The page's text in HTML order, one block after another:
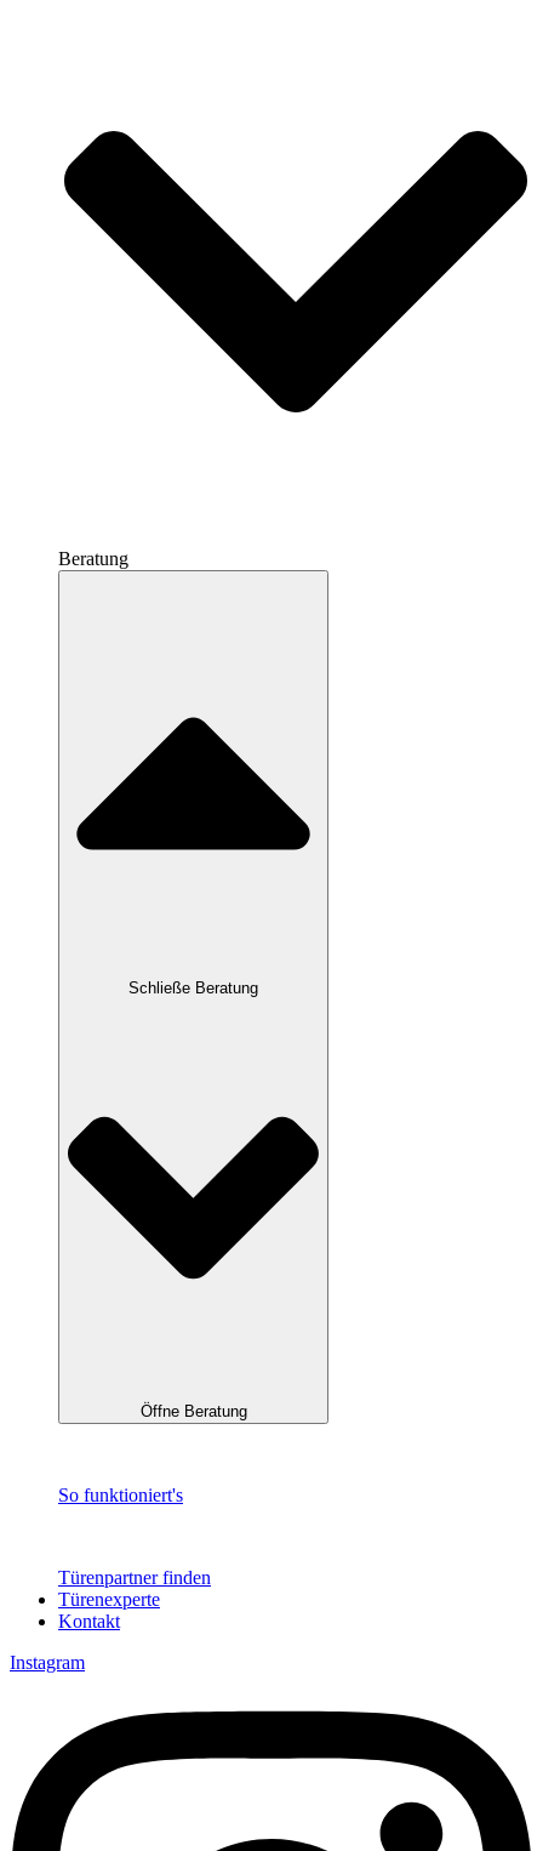
Beratung
Schließe Beratung
Öffne Beratung
So funktioniert's
Türenpartner finden
Türenexperte
Kontakt
Instagram